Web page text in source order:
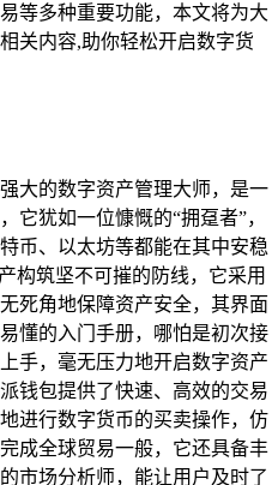
等多种重要功能，本文将为大
关内容,助你轻松开启数字货
大的数字资产管理大师，是一
它犹如一位慷慨的“拥趸者”，
币、以太坊等都能在其中安稳
构筑坚不可摧的防线，它采用
死角地保障资产安全，其界面
懂的入门手册，哪怕是初次接
手，毫无压力地开启数字资产
钱包提供了快速、高效的交易
进行数字货币的买卖操作，仿
成全球贸易一般，它还具备丰
市场分析师，能让用户及时了